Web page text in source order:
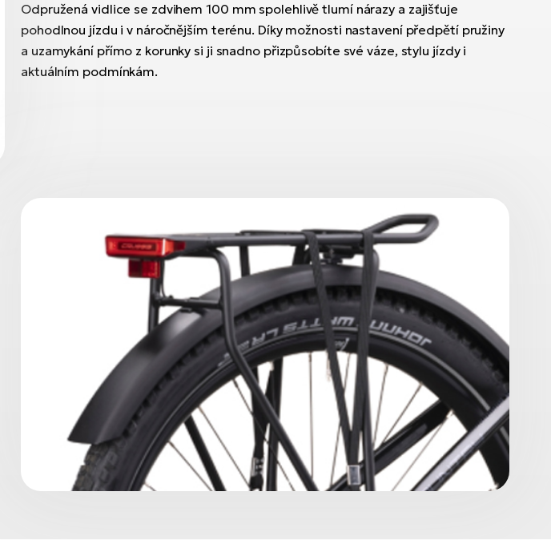
Odpružená vidlice se zdvihem 100 mm spolehlivě tlumí nárazy a zajišťuje
pohodlnou jízdu i v náročnějším terénu. Díky možnosti nastavení předpětí pružiny
a uzamykání přímo z korunky si ji snadno přizpůsobíte své váze, stylu jízdy i
aktuálním podmínkám.